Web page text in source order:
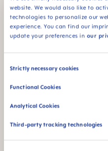
website. We would also like to
technologies to personalize our
experience. You can find our
update your preferences in our
Consent
Strictly necessary cookies
Functional Cookies
Analytical Cookies
Third-party tracking technologies
94% NIPPLE
ACCEPTANCE
łatwo akceptowany
przez dzieci ze
względu na znajome
odczucia
*Badanie rynku
grupie